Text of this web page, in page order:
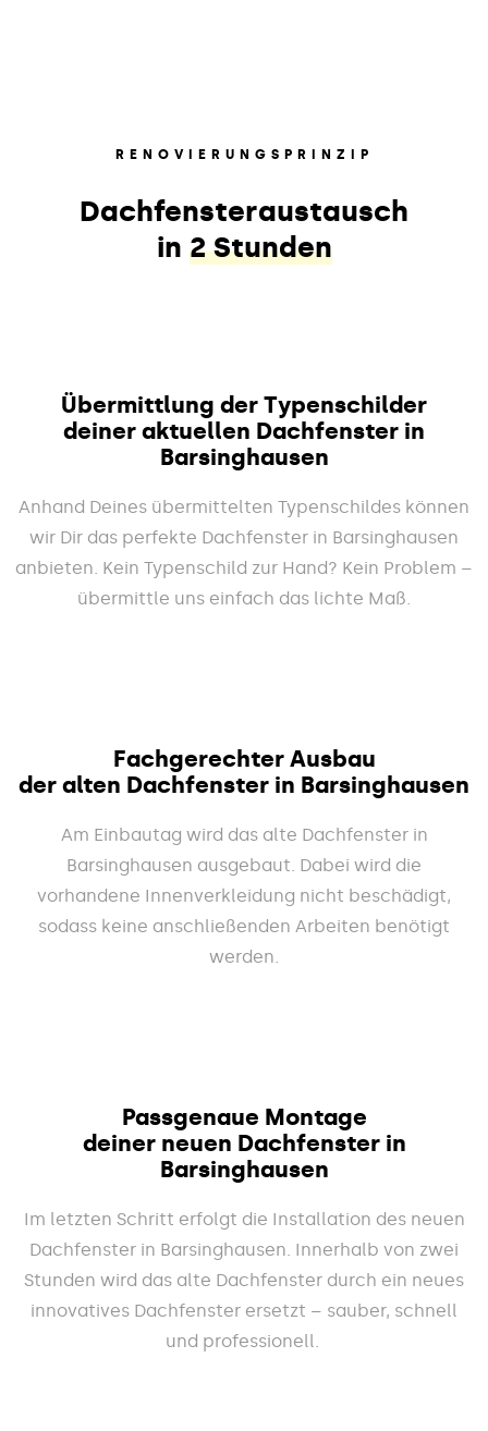
RENOVIERUNGSPRINZIP
Dachfensteraustausch
in 2 Stunden
Übermittlung der Typenschilder
deiner aktuellen Dachfenster in
Barsinghausen
Anhand Deines übermittelten Typenschildes können
wir Dir das perfekte Dachfenster in Barsinghausen
anbieten. Kein Typenschild zur Hand? Kein Problem –
übermittle uns einfach das lichte Maß.
Fachgerechter Ausbau
der alten Dachfenster in Barsinghausen
Am Einbautag wird das alte Dachfenster in
Barsinghausen ausgebaut. Dabei wird die
vorhandene Innenverkleidung nicht beschädigt,
sodass keine anschließenden Arbeiten benötigt
werden.
Passgenaue Montage
deiner neuen Dachfenster in
Barsinghausen
Im letzten Schritt erfolgt die Installation des neuen
Dachfenster in Barsinghausen. Innerhalb von zwei
Stunden wird das alte Dachfenster durch ein neues
innovatives Dachfenster ersetzt – sauber, schnell
und professionell.